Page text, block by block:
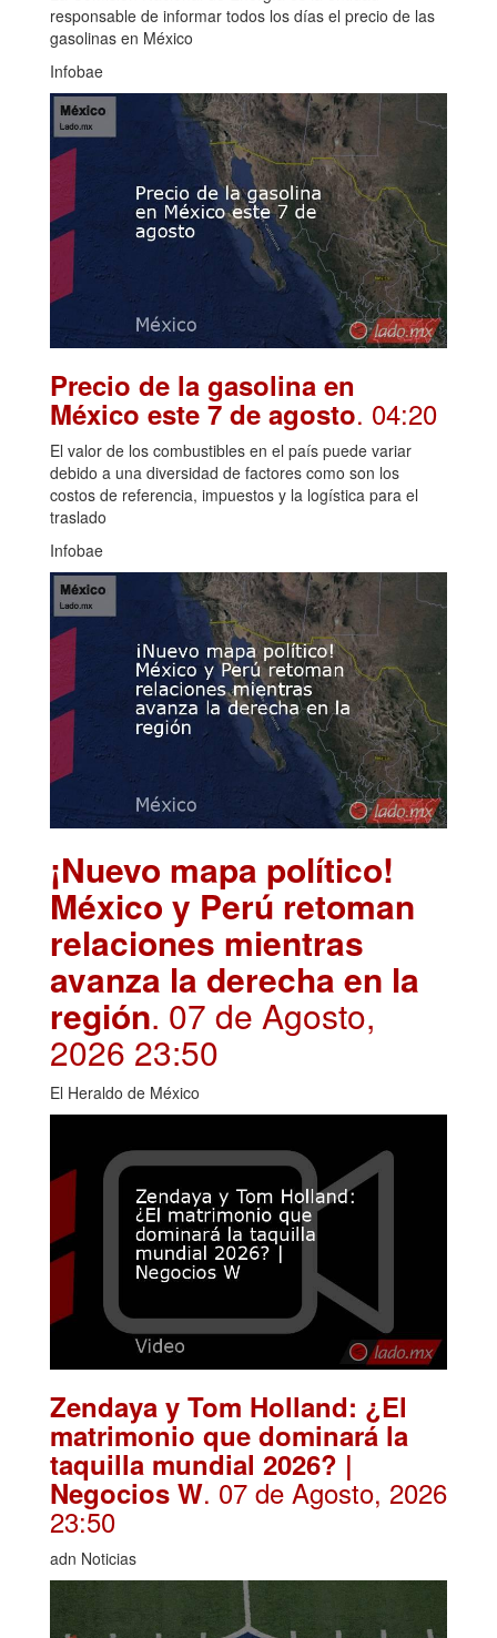
responsable de informar todos los días el precio de las
gasolinas en México
Infobae
Precio de la gasolina en
México este 7 de agosto. 04:20
El valor de los combustibles en el país puede variar
debido a una diversidad de factores como son los
costos de referencia, impuestos y la logística para el
traslado
Infobae
¡Nuevo mapa político!
México y Perú retoman
relaciones mientras
avanza la derecha en la
región. 07 de Agosto,
2026 23:50
El Heraldo de México
Zendaya y Tom Holland: ¿El
matrimonio que dominará la
taquilla mundial 2026? |
Negocios W. 07 de Agosto, 2026
23:50
adn Noticias